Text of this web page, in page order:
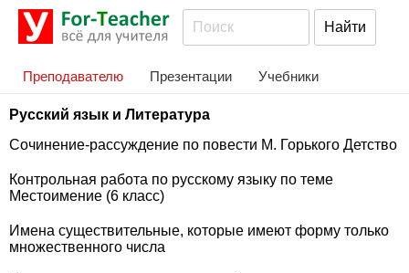
Преподавателю Презентации Учебники
Русский язык и Литература
Сочинение-рассуждение по повести М. Горького Детство
Контрольная работа по русскому языку по теме
Местоимение (6 класс)
Имена существительные, которые имеют форму только
множественного числа